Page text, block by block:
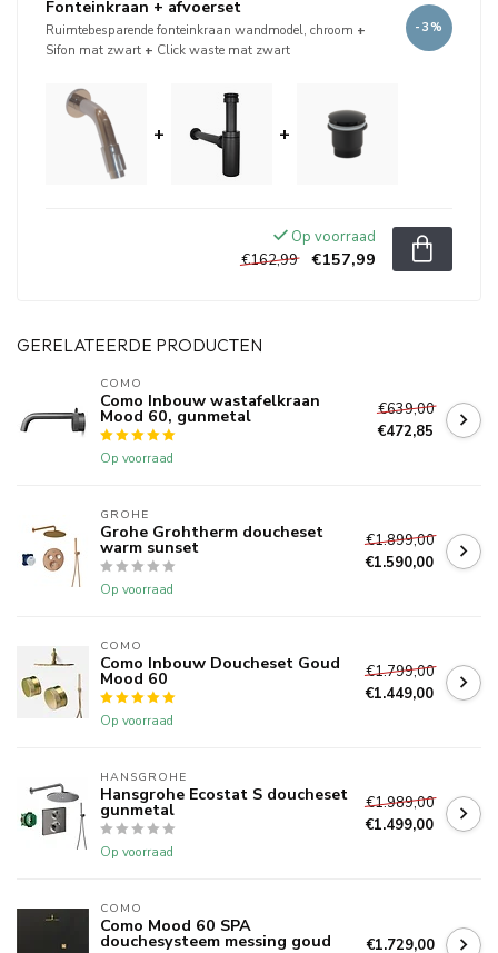
Fonteinkraan + afvoerset
Ruimtebesparende fonteinkraan wandmodel, chroom +
Sifon mat zwart + Click waste mat zwart
-3%
+ +
Op voorraad
€162,99
€157,99
GERELATEERDE PRODUCTEN
COMO
Como Inbouw wastafelkraan
Mood 60, gunmetal
Op voorraad
€639,00
€472,85
GROHE
Grohe Grohtherm doucheset
warm sunset
Op voorraad
€1.899,00
€1.590,00
COMO
Como Inbouw Doucheset Goud
Mood 60
Op voorraad
€1.799,00
€1.449,00
HANSGROHE
Hansgrohe Ecostat S doucheset
gunmetal
Op voorraad
€1.989,00
€1.499,00
COMO
Como Mood 60 SPA
douchesysteem messing goud €1.729,00